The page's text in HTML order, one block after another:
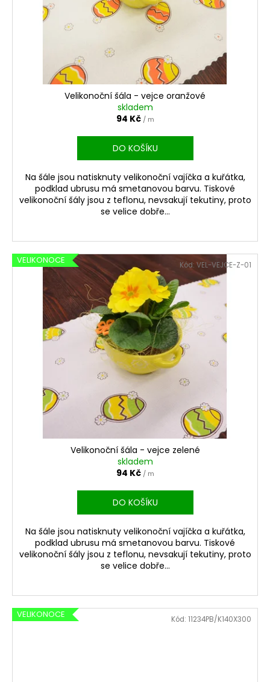
Velikonoční šála - vejce oranžové
skladem
94 Kč / m
DO KOŠÍKU
Na šále jsou natisknuty velikonoční vajíčka a kuřátka,
podklad ubrusu má smetanovou barvu. Tiskové
velikonoční šály jsou z teflonu, nevsakují tekutiny, proto
se velice dobře...
VELIKONOCE
Velikonoční šála - vejce zelené
skladem
94 Kč / m
DO KOŠÍKU
Na šále jsou natisknuty velikonoční vajíčka a kuřátka,
podklad ubrusu má smetanovou barvu. Tiskové
velikonoční šály jsou z teflonu, nevsakují tekutiny, proto
se velice dobře...
Kód:VEL-VEJCE-Z-01
VELIKONOCE Kód: 11234PB/K140X300